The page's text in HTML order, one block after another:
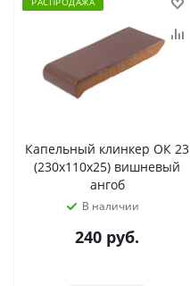
Капельный клинкер ОК 23
(230х110х25) вишневый
ангоб
В наличии
240 руб.